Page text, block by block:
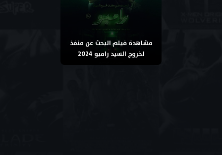
مشاهدة فيلم البحث عن منفذ
لخروج السيد رامبو 2024